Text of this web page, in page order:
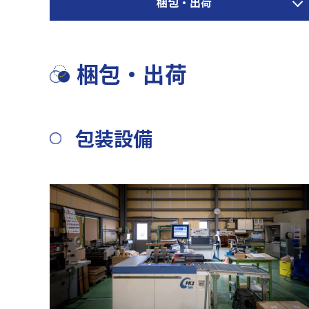
梱包・出荷
包装設備